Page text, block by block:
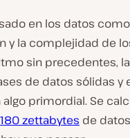
en los datos
y la complejidad de
sin precedentes,
de datos sólidas y
primordial. Se
180 zettabytes de